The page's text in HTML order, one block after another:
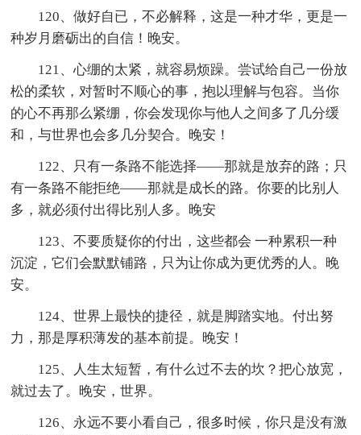
120、做好自已，不必解释，这是一种才华，更是一
种岁月磨砺出的自信！晚安。
121、心绷的太紧，就容易烦躁。尝试给自己一份放
松的柔软，对暂时不顺心的事，抱以理解与包容。当你
的心不再那么紧绷，你会发现你与他人之间多了几分缓
和，与世界也会多几分契合。晚安！
122、只有一条路不能选择——那就是放弃的路；只
有一条路不能拒绝——那就是成长的路。你要的比别人
多，就必须付出得比别人多。晚安
123、不要质疑你的付出，这些都会 一种累积一种
沉淀，它们会默默铺路，只为让你成为更优秀的人。晚
安。
124、世界上最快的捷径，就是脚踏实地。付出努
力，那是厚积薄发的基本前提。晚安！
125、人生太短暂，有什么过不去的坎？把心放宽，
就过去了。晚安，世界。
126、永远不要小看自己，很多时候，你只是没有激